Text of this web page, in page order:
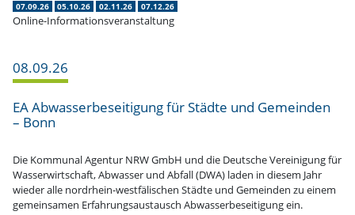
07.09.26 05.10.26 02.11.26 07.12.26
Online-Informationsveranstaltung
08.09.26
EA Abwas­ser­be­sei­tigung für Städte und Gemeinden
– Bonn
Die Kommunal Agentur NRW GmbH und die Deutsche Verei­nigung für
Wasser­wirt­schaft, Abwasser und Abfall (DWA) laden in diesem Jahr
wieder alle nordrhein-westfä­li­schen Städte und Gemeinden zu einem
gemein­samen Erfah­rungs­aus­tausch Abwas­ser­be­sei­tigung ein.